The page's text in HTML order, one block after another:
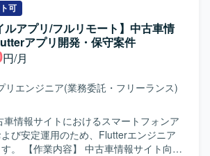
ットフォーム開発。 ・iOS/Android両
ス対応。
可
ルアプリ/フルリモート】中古車情
アプリ開発・保守案件
円/月
リエンジニア(業務委託・フリーランス)
車情報サイトにおけるスマートフォンア
び安定運用のため、Flutterエンジニア
イト向け